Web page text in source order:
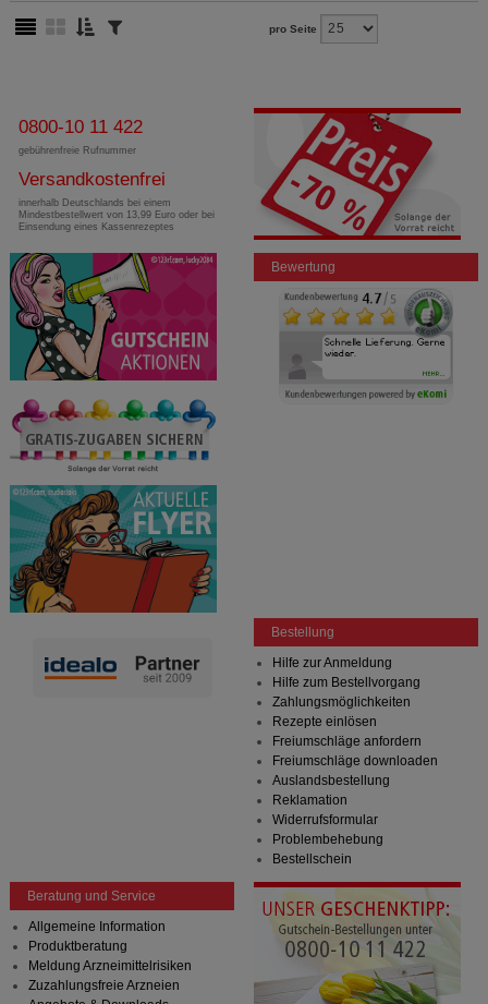
pro Seite
0800-10 11 422
gebührenfreie Rufnummer
Versandkostenfrei
innerhalb Deutschlands bei einem
Mindestbestellwert von 13,99 Euro oder bei
Einsendung eines Kassenrezeptes
Bewertung
Bestellung
Hilfe zur Anmeldung
Hilfe zum Bestellvorgang
Zahlungsmöglichkeiten
Rezepte einlösen
Freiumschläge anfordern
Freiumschläge downloaden
Auslandsbestellung
Reklamation
Widerrufsformular
Problembehebung
Bestellschein
Beratung und Service
Allgemeine Information
Produktberatung
Meldung Arzneimittelrisiken
Zuzahlungsfreie Arzneien